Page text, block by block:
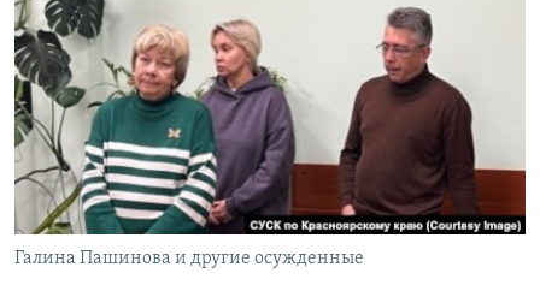
СИБИРЬ.РЕАЛИИ
РАСПИСАНИЕ ВЕЩАНИЯ
ПОДПИШИТЕСЬ НА РАССЫЛКУ
СОЦИАЛЬНЫЕ СЕТИ
Галина Пашинова и другие осужденные